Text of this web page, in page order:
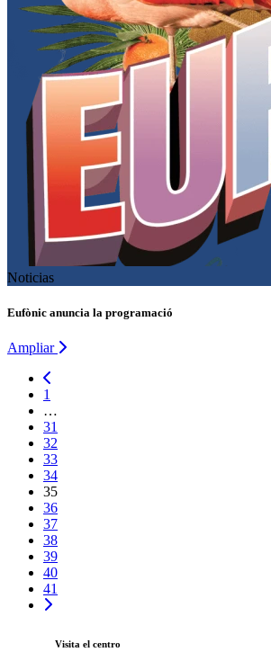
Noticias
Eufònic anuncia la programació
Ampliar
1
…
31
32
33
34
35
36
37
38
39
40
41
Visita el centro